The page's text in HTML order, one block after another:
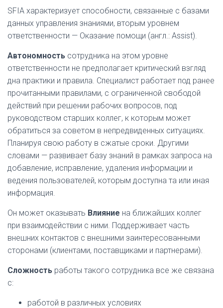
SFIA характеризует способности, связанные с базами
данных управления знаниями, вторым уровнем
ответственности — Оказание помощи (англ.: Assist).
Автономность сотрудника на этом уровне
ответственности не предполагает критический взгляд
дна практики и правила. Специалист работает под ранее
прочитанными правилами, с ограниченной свободой
действий при решении рабочих вопросов, под
руководством старших коллег, к которым может
обратиться за советом в непредвиденных ситуациях.
Планируя свою работу в сжатые сроки. Другими
словами — развивает базу знаний в рамках запроса на
добавление, исправление, удаления информации и
ведения пользователей, которым доступна та или иная
информация.
Он может оказывать Влияние на ближайших коллег
при взаимодействии с ними. Поддерживает часть
внешних контактов с внешними заинтересованными
сторонами (клиентами, поставщиками и партнерами).
Сложность работы такого сотрудника все же связана
с:
работой в различных условиях